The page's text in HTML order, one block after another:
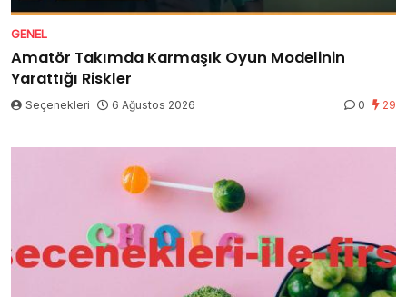
GENEL
Amatör Takımda Karmaşık Oyun Modelinin
Yarattığı Riskler
Seçenekleri 6 Ağustos 2026 0 29